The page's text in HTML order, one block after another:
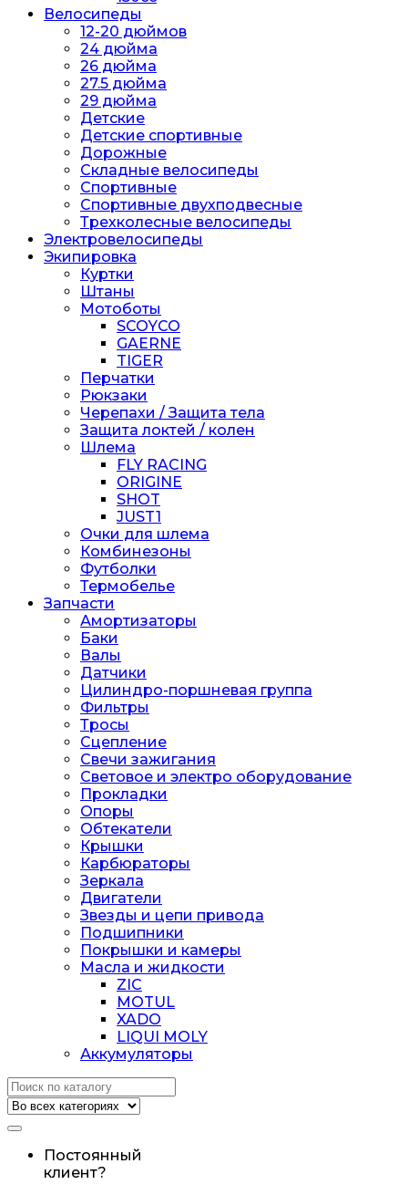
Велосипеды
12-20 дюймов
24 дюйма
26 дюйма
27.5 дюйма
29 дюйма
Детские
Детские спортивные
Дорожные
Складные велосипеды
Спортивные
Спортивные двухподвесные
Трехколесные велосипеды
Электровелосипеды
Экипировка
Куртки
Штаны
Мотоботы
SCOYCO
GAERNE
TIGER
Перчатки
Рюкзаки
Черепахи / Защита тела
Защита локтей / колен
Шлема
FLY RACING
ORIGINE
SHOT
JUST1
Очки для шлема
Комбинезоны
Футболки
Термобелье
Запчасти
Амортизаторы
Баки
Валы
Датчики
Цилиндро-поршневая группа
Фильтры
Тросы
Сцепление
Свечи зажигания
Световое и электро оборудование
Прокладки
Опоры
Обтекатели
Крышки
Карбюраторы
Зеркала
Двигатели
Звезды и цепи привода
Подшипники
Покрышки и камеры
Масла и жидкости
ZIC
MOTUL
XADO
LIQUI MOLY
Аккумуляторы
Искать:
Постоянный
клиент?